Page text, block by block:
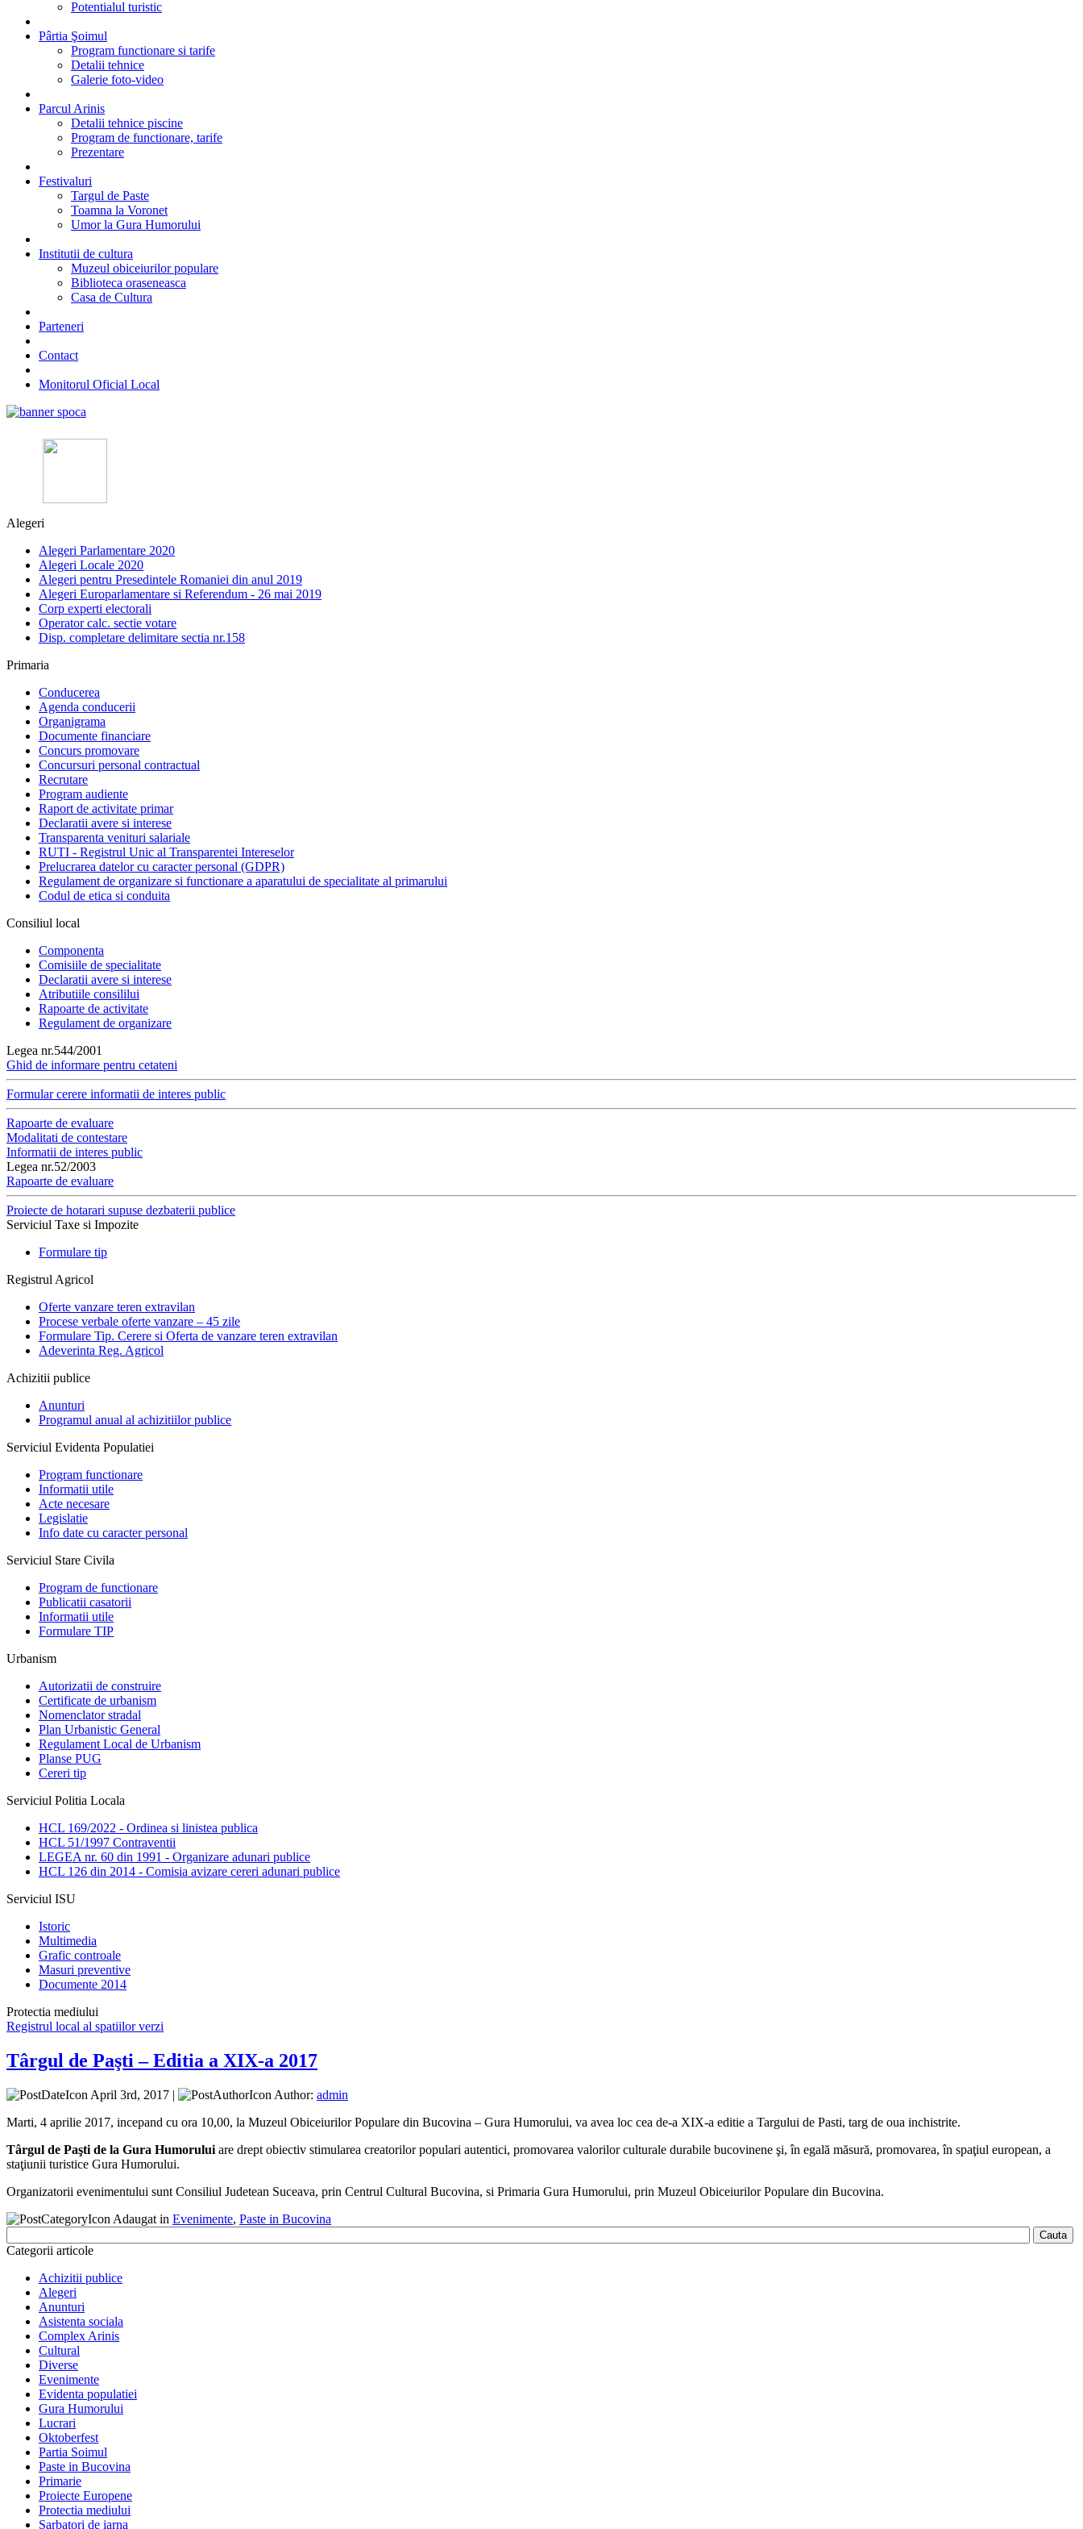
Potentialul turistic
Pârtia Şoimul
Program functionare si tarife
Detalii tehnice
Galerie foto-video
Parcul Arinis
Detalii tehnice piscine
Program de functionare, tarife
Prezentare
Festivaluri
Targul de Paste
Toamna la Voronet
Umor la Gura Humorului
Institutii de cultura
Muzeul obiceiurilor populare
Biblioteca oraseneasca
Casa de Cultura
Parteneri
Contact
Monitorul Oficial Local
Alegeri
Alegeri Parlamentare 2020
Alegeri Locale 2020
Alegeri pentru Presedintele Romaniei din anul 2019
Alegeri Europarlamentare si Referendum - 26 mai 2019
Corp experti electorali
Operator calc. sectie votare
Disp. completare delimitare sectia nr.158
Primaria
Conducerea
Agenda conducerii
Organigrama
Documente financiare
Concurs promovare
Concursuri personal contractual
Recrutare
Program audiente
Raport de activitate primar
Declaratii avere si interese
Transparenta venituri salariale
RUTI - Registrul Unic al Transparentei Intereselor
Prelucrarea datelor cu caracter personal (GDPR)
Regulament de organizare si functionare a aparatului de specialitate al primarului
Codul de etica si conduita
Consiliul local
Componenta
Comisiile de specialitate
Declaratii avere si interese
Atributiile consililui
Rapoarte de activitate
Regulament de organizare
Legea nr.544/2001
Ghid de informare pentru cetateni
Formular cerere informatii de interes public
Rapoarte de evaluare
Modalitati de contestare
Informatii de interes public
Legea nr.52/2003
Rapoarte de evaluare
Proiecte de hotarari supuse dezbaterii publice
Serviciul Taxe si Impozite
Formulare tip
Registrul Agricol
Oferte vanzare teren extravilan
Procese verbale oferte vanzare – 45 zile
Formulare Tip. Cerere si Oferta de vanzare teren extravilan
Adeverinta Reg. Agricol
Achizitii publice
Anunturi
Programul anual al achizitiilor publice
Serviciul Evidenta Populatiei
Program functionare
Informatii utile
Acte necesare
Legislatie
Info date cu caracter personal
Serviciul Stare Civila
Program de functionare
Publicatii casatorii
Informatii utile
Formulare TIP
Urbanism
Autorizatii de construire
Certificate de urbanism
Nomenclator stradal
Plan Urbanistic General
Regulament Local de Urbanism
Planse PUG
Cereri tip
Serviciul Politia Locala
HCL 169/2022 - Ordinea si linistea publica
HCL 51/1997 Contraventii
LEGEA nr. 60 din 1991 - Organizare adunari publice
HCL 126 din 2014 - Comisia avizare cereri adunari publice
Serviciul ISU
Istoric
Multimedia
Grafic controale
Masuri preventive
Documente 2014
Protectia mediului
Registrul local al spatiilor verzi
Târgul de Paşti – Editia a XIX-a 2017
April 3rd, 2017 | Author: admin
Marti, 4 aprilie 2017, incepand cu ora 10,00, la Muzeul Obiceiurilor Populare din Bucovina – Gura Humorului, va avea loc cea de-a XIX-a editie a Targului de Pasti, targ de oua inchistrite.
Târgul de Paşti de la Gura Humorului are drept obiectiv stimularea creatorilor populari autentici, promovarea valorilor culturale durabile bucovinene şi, în egală măsură, promovarea, în spaţiul european, a
staţiunii turistice Gura Humorului.
Organizatorii evenimentului sunt Consiliul Judetean Suceava, prin Centrul Cultural Bucovina, si Primaria Gura Humorului, prin Muzeul Obiceiurilor Populare din Bucovina.
Adaugat in Evenimente, Paste in Bucovina
Cauta
Categorii articole
Achizitii publice
Alegeri
Anunturi
Asistenta sociala
Complex Arinis
Cultural
Diverse
Evenimente
Evidenta populatiei
Gura Humorului
Lucrari
Oktoberfest
Partia Soimul
Paste in Bucovina
Primarie
Proiecte Europene
Protectia mediului
Sarbatori de iarna